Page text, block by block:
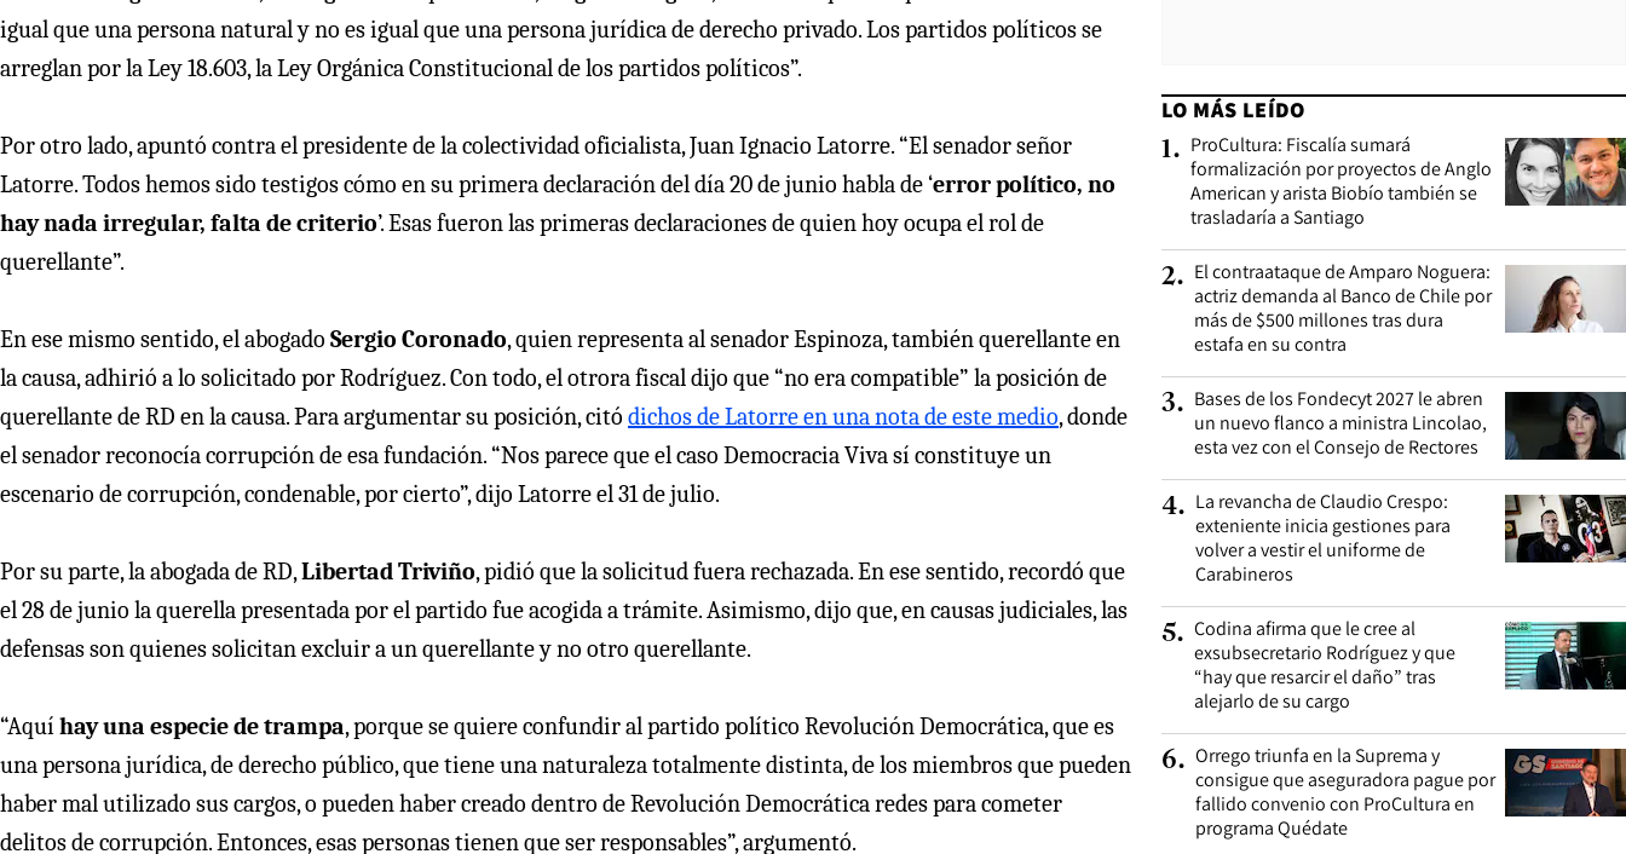
igual que una persona natural y no es igual que una persona jurídica de derecho privado. Los partidos políticos se
arreglan por la Ley 18.603, la Ley Orgánica Constitucional de los partidos políticos”.
Por otro lado, apuntó contra el presidente de la colectividad oficialista, Juan Ignacio Latorre. “El senador señor
Latorre. Todos hemos sido testigos cómo en su primera declaración del día 20 de junio habla de ‘error político, no
hay nada irregular, falta de criterio’. Esas fueron las primeras declaraciones de quien hoy ocupa el rol de
querellante”.
En ese mismo sentido, el abogado Sergio Coronado, quien representa al senador Espinoza, también querellante en
la causa, adhirió a lo solicitado por Rodríguez. Con todo, el otrora fiscal dijo que “no era compatible” la posición de
querellante de RD en la causa. Para argumentar su posición, citó dichos de Latorre en una nota de este medio, donde
el senador reconocía corrupción de esa fundación. “Nos parece que el caso Democracia Viva sí constituye un
escenario de corrupción, condenable, por cierto”, dijo Latorre el 31 de julio.
Por su parte, la abogada de RD,Libertad Triviño, pidió que la solicitud fuera rechazada. En ese sentido, recordó que
el 28 de junio la querella presentada por el partido fue acogida a trámite. Asimismo, dijo que, en causas judiciales, las
defensas son quienes solicitan excluir a un querellante y no otro querellante.
“Aquí hay una especie de trampa, porque se quiere confundir al partido político Revolución Democrática, que es
una persona jurídica, de derecho público, que tiene una naturaleza totalmente distinta, de los miembros que pueden
haber mal utilizado sus cargos, o pueden haber creado dentro de Revolución Democrática redes para cometer
delitos de corrupción. Entonces, esas personas tienen que ser responsables”, argumentó.
LO MÁS LEÍDO
1. ProCultura: Fiscalía sumará
formalización por proyectos de Anglo
American y arista Biobío también se
trasladaría a Santiago
2. El contraataque de Amparo Noguera:
actriz demanda al Banco de Chile por
más de $500 millones tras dura
estafa en su contra
3. Bases de los Fondecyt 2027 le abren
un nuevo flanco a ministra Lincolao,
esta vez con el Consejo de Rectores
4. La revancha de Claudio Crespo:
exteniente inicia gestiones para
volver a vestir el uniforme de
Carabineros
5. Codina afirma que le cree al
exsubsecretario Rodríguez y que
“hay que resarcir el daño” tras
alejarlo de su cargo
6. Orrego triunfa en la Suprema y
consigue que aseguradora pague por
fallido convenio con ProCultura en
programa Quédate